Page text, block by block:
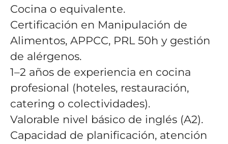
Cocina o equivalente.
Certificación en Manipulación de
Alimentos, APPCC, PRL 50h y gestión
de alérgenos.
1–2 años de experiencia en cocina
profesional (hoteles, restauración,
catering o colectividades).
Valorable nivel básico de inglés (A2).
Capacidad de planificación, atención